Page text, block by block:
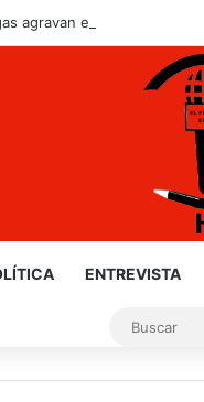
agravan el riesgo de
ENTREVISTA